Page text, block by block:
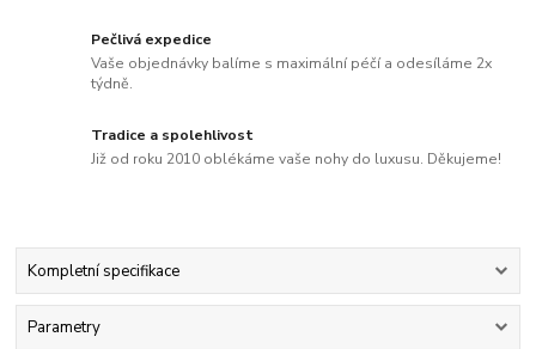
Pečlivá expedice
Vaše objednávky balíme s maximální péčí a odesíláme 2x
týdně.
Tradice a spolehlivost
Již od roku 2010 oblékáme vaše nohy do luxusu. Děkujeme!
Kompletní specifikace
Parametry